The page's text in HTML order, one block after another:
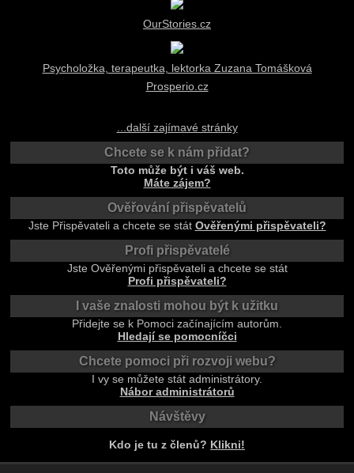
OurStories.cz
Psycholožka, terapeutka, lektorka Zuzana Tomášková
Prosperio.cz
...další zajímavé stránky
Chcete se k nám přidat?
Toto může být i váš web.
Máte zájem?
Ověřování přispěvatelů
Jste Přispěvateli a chcete se stát Ověřenými přispěvateli?
Profi přispěvatelé
Jste Ověřenými přispěvateli a chcete se stát
Profi přispěvateli?
I vaše znalosti mohou být k užitku
Přidejte se k Pomoci začínajícím autorům.
Hledají se pomocníčci
Chcete pomoci při rozvoji webu?
I vy se můžete stát administrátory.
Nábor administrátorů
Návštěvy
Kdo je tu z členů? Klikni!